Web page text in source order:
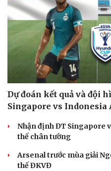
Dự đoán kết quả và đội
Singapore vs Indonesia
Nhận định ĐT Singapore
thế chân tường
Arsenal trước mùa giải
thế ĐKVĐ